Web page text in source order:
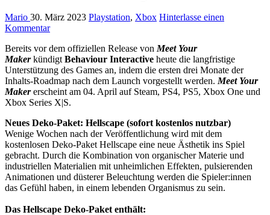
Mario 30. März 2023 Playstation, Xbox Hinterlasse einen
Kommentar
Bereits vor dem offiziellen Release von Meet Your
Makerkündigt Behaviour Interactive heute die langfristige
Unterstützung des Games an, indem die ersten drei Monate der
Inhalts-Roadmap nach dem Launch vorgestellt werden. Meet Your
Makererscheint am 04. April auf Steam, PS4, PS5, Xbox One und
Xbox Series X|S.
Neues Deko-Paket: Hellscape (sofort kostenlos nutzbar)
Wenige Wochen nach der Veröffentlichung wird mit dem
kostenlosen Deko-Paket Hellscape eine neue Ästhetik ins Spiel
gebracht. Durch die Kombination von organischer Materie und
industriellen Materialien mit unheimlichen Effekten, pulsierenden
Animationen und düsterer Beleuchtung werden die Spieler:innen
das Gefühl haben, in einem lebenden Organismus zu sein.
Das Hellscape Deko-Paket enthält: